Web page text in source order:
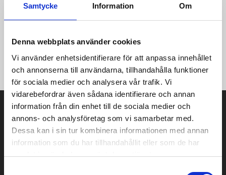
Samtycke Information Om
Denna webbplats använder cookies
Vi använder enhetsidentifierare för att anpassa innehållet
och annonserna till användarna, tillhandahålla funktioner
för sociala medier och analysera vår trafik. Vi
vidarebefordrar även sådana identifierare och annan
information från din enhet till de sociala medier och
annons- och analysföretag som vi samarbetar med.
Dessa kan i sin tur kombinera informationen med annan
information som du har tillhandahållit eller som de har
samlat in när du har använt deras tjänster.
Produktinformation SpecifikationerPristabell Recensioner
med bra fukttransport och är utrustade med två sidfickor.
Passar perfekt för exponering av klubb-, sponsor- och
företagsloggor. Benlängd: 15 cm (134/140).
Prisuppgift på mailen?
Kontakta oss här för att få förslag på produkt och pris över
mailen.